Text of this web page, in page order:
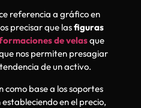
referencia a gráfico en
precisar que lasfiguras
de velasque
nos permiten presagiar
de un activo.
como base a los soportes
en el precio,